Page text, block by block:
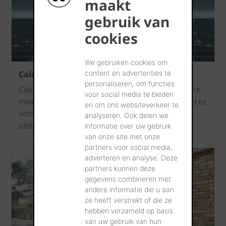
maakt
gebruik van
cookies
We gebruiken cookies om
content en advertenties te
personaliseren, om functies
voor social media te bieden
en om ons websiteverkeer te
analyseren. Ook delen we
informatie over uw gebruik
van onze site met onze
partners voor social media,
adverteren en analyse. Deze
partners kunnen deze
gegevens combineren met
andere informatie die u aan
ze heeft verstrekt of die ze
hebben verzameld op basis
van uw gebruik van hun
Calculatrice NRd
Calculez la résistance à la compression de votre
mur maçonné en blocx Porotherm et enregistrez
votre projet pour le rouvrirez et l'adaptez
ultérieurement.